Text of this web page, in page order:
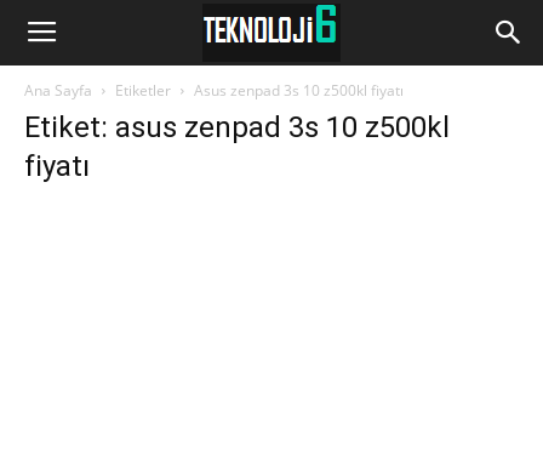
www.Teknoloji6.com
Ana Sayfa Etiketler Asus zenpad 3s 10 z500kl fiyatı
Etiket: asus zenpad 3s 10 z500kl
fiyatı